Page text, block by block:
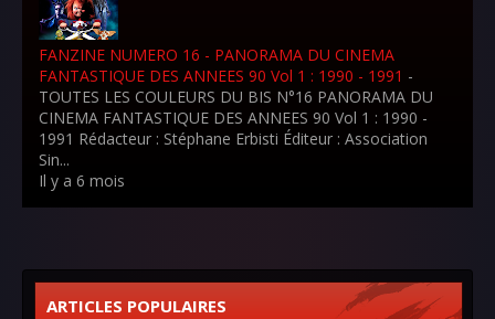
FANZINE NUMERO 16 - PANORAMA DU CINEMA
FANTASTIQUE DES ANNEES 90 Vol 1 : 1990 - 1991 -
TOUTES LES COULEURS DU BIS N°16 PANORAMA DU
CINEMA FANTASTIQUE DES ANNEES 90 Vol 1 : 1990 -
1991 Rédacteur : Stéphane Erbisti Éditeur : Association
Sin...
Il y a 6 mois
ARTICLES POPULAIRES